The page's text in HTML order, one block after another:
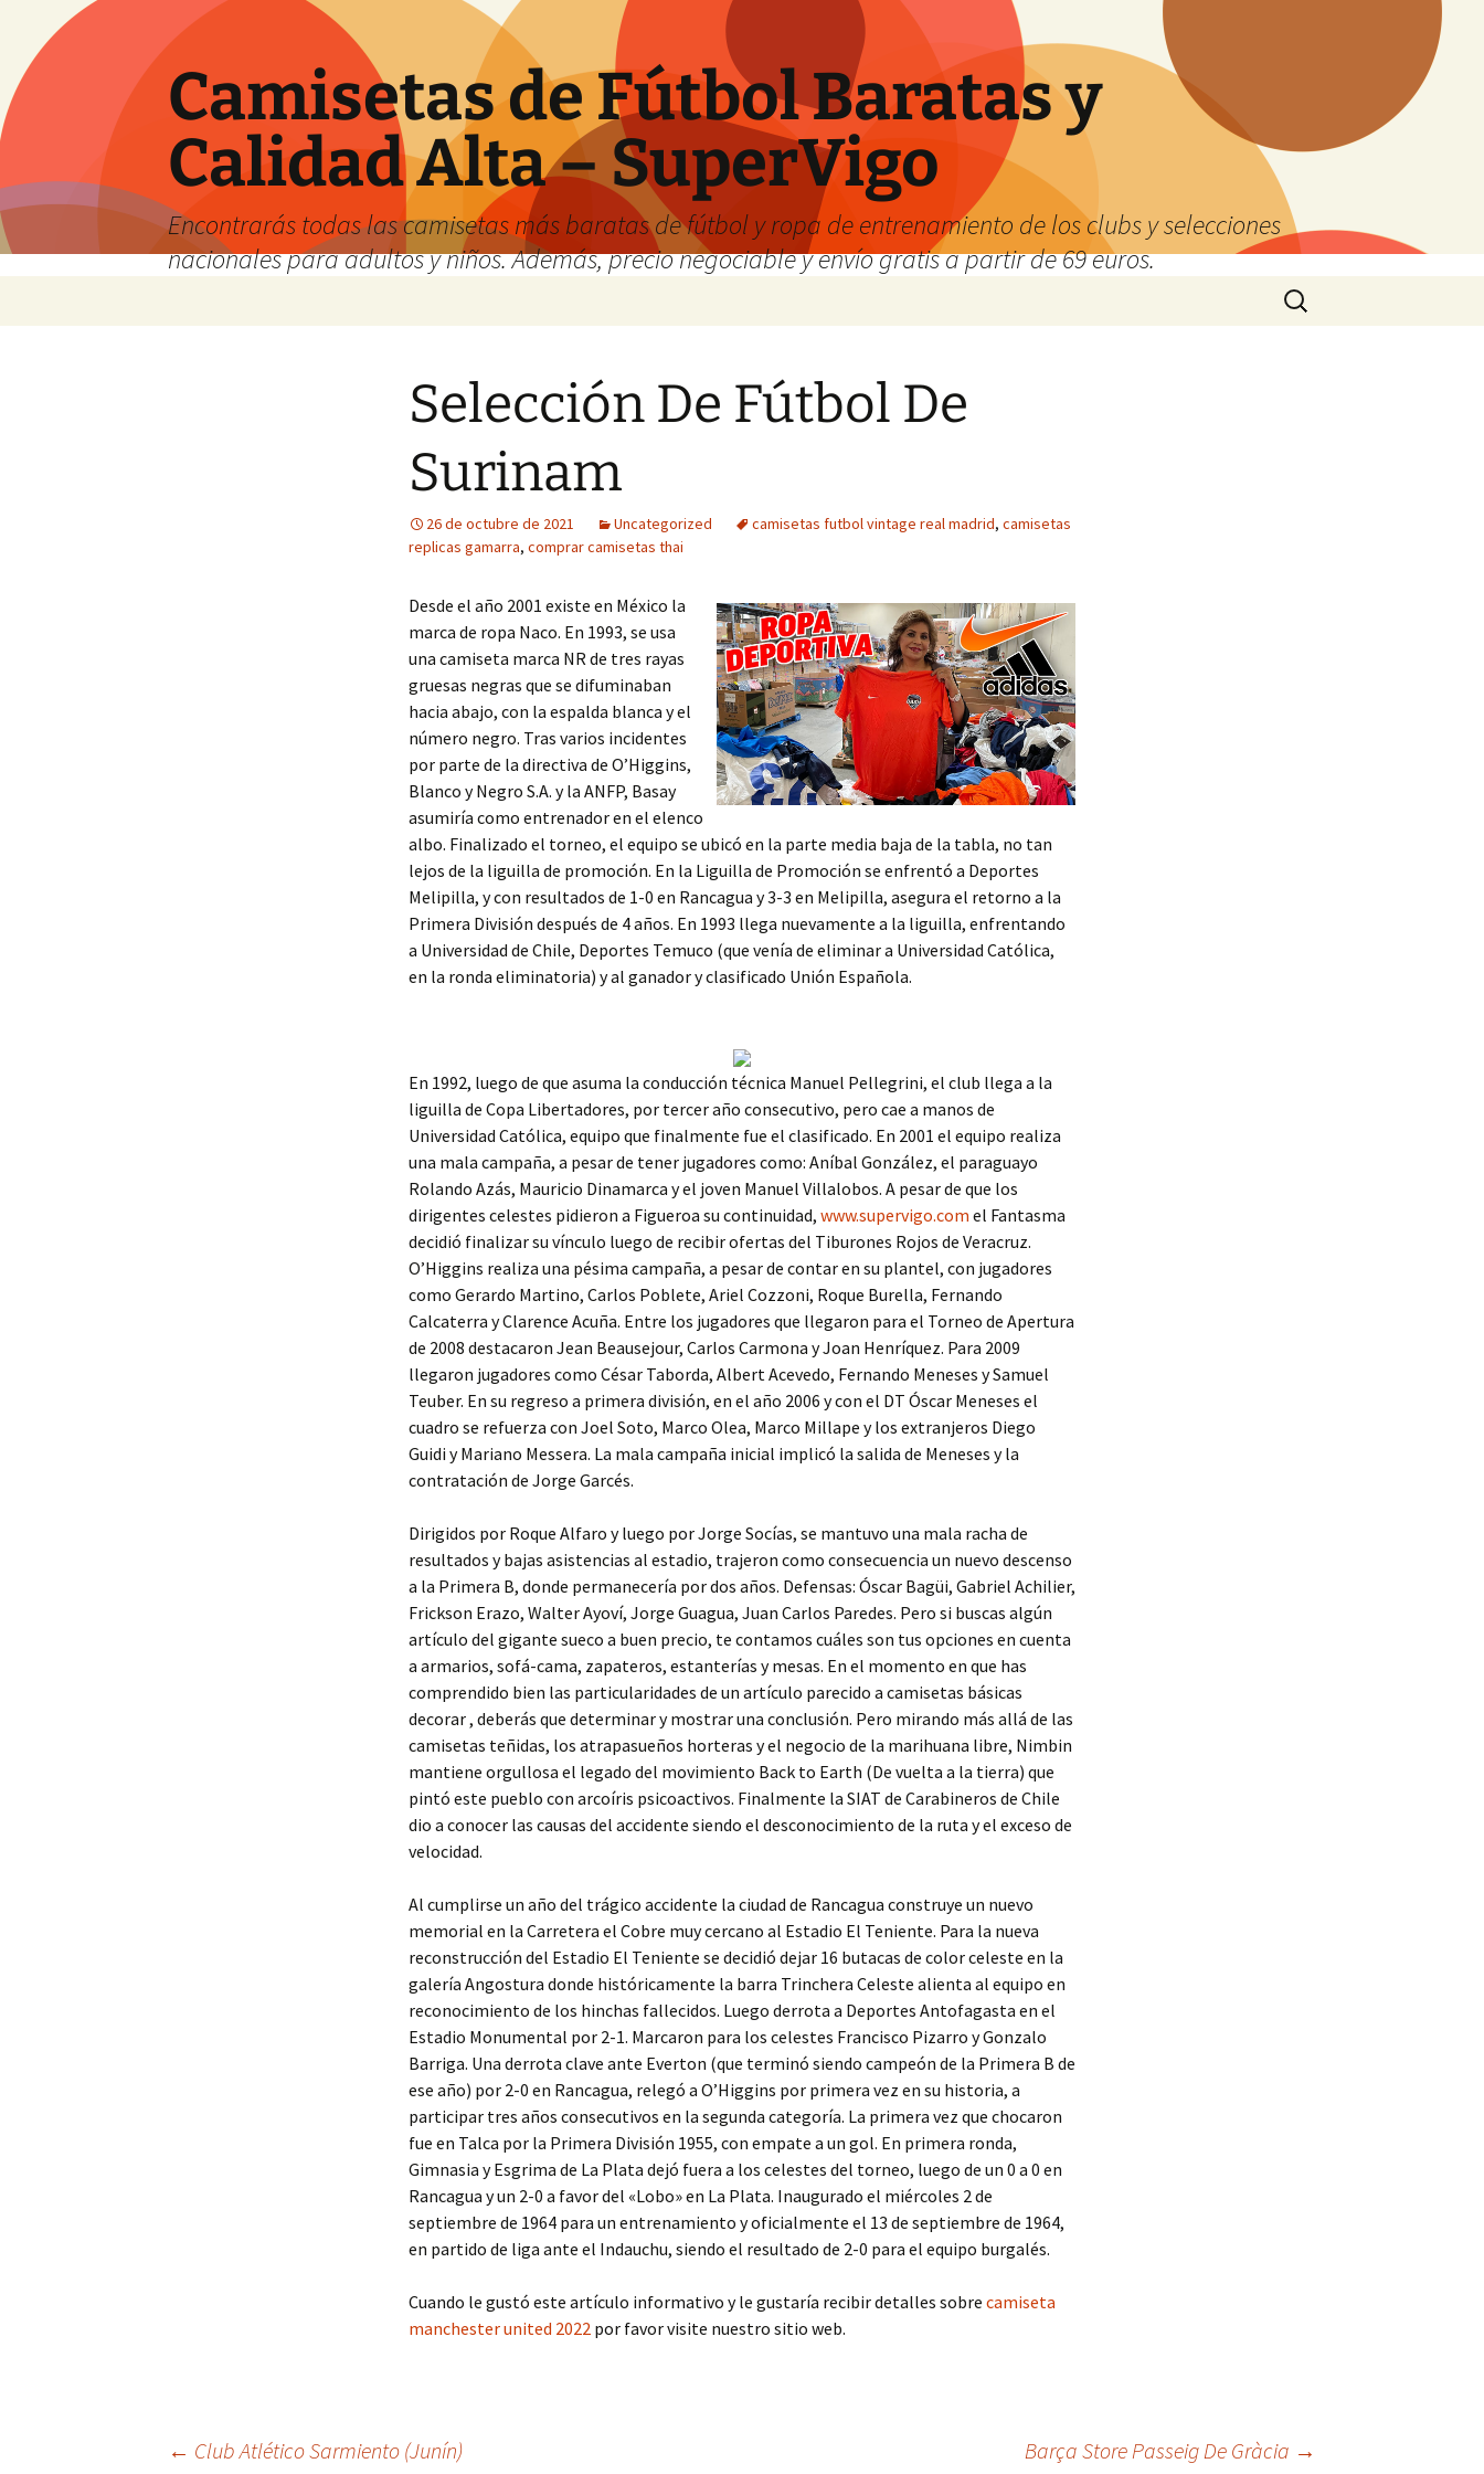
Camisetas de Fútbol Baratas y
Calidad Alta – SuperVigo
Encontrarás todas las camisetas más baratas de fútbol y ropa de entrenamiento de los clubs y selecciones
nacionales para adultos y niños. Además, precio negociable y envío gratis a partir de 69 euros.
Buscar:
Selección De Fútbol De
Surinam
26 de octubre de 2021 Uncategorized camisetas futbol vintage real madrid, camisetas
replicas gamarra, comprar camisetas thai
Desde el año 2001 existe en México la
marca de ropa Naco. En 1993, se usa
una camiseta marca NR de tres rayas
gruesas negras que se difuminaban
hacia abajo, con la espalda blanca y el
número negro. Tras varios incidentes
por parte de la directiva de O’Higgins,
Blanco y Negro S.A. y la ANFP, Basay
asumiría como entrenador en el elenco
albo. Finalizado el torneo, el equipo se ubicó en la parte media baja de la tabla, no tan
lejos de la liguilla de promoción. En la Liguilla de Promoción se enfrentó a Deportes
Melipilla, y con resultados de 1-0 en Rancagua y 3-3 en Melipilla, asegura el retorno a la
Primera División después de 4 años. En 1993 llega nuevamente a la liguilla, enfrentando
a Universidad de Chile, Deportes Temuco (que venía de eliminar a Universidad Católica,
en la ronda eliminatoria) y al ganador y clasificado Unión Española.
En 1992, luego de que asuma la conducción técnica Manuel Pellegrini, el club llega a la
liguilla de Copa Libertadores, por tercer año consecutivo, pero cae a manos de
Universidad Católica, equipo que finalmente fue el clasificado. En 2001 el equipo realiza
una mala campaña, a pesar de tener jugadores como: Aníbal González, el paraguayo
Rolando Azás, Mauricio Dinamarca y el joven Manuel Villalobos. A pesar de que los
dirigentes celestes pidieron a Figueroa su continuidad, www.supervigo.com el Fantasma
decidió finalizar su vínculo luego de recibir ofertas del Tiburones Rojos de Veracruz.
O’Higgins realiza una pésima campaña, a pesar de contar en su plantel, con jugadores
como Gerardo Martino, Carlos Poblete, Ariel Cozzoni, Roque Burella, Fernando
Calcaterra y Clarence Acuña. Entre los jugadores que llegaron para el Torneo de Apertura
de 2008 destacaron Jean Beausejour, Carlos Carmona y Joan Henríquez. Para 2009
llegaron jugadores como César Taborda, Albert Acevedo, Fernando Meneses y Samuel
Teuber. En su regreso a primera división, en el año 2006 y con el DT Óscar Meneses el
cuadro se refuerza con Joel Soto, Marco Olea, Marco Millape y los extranjeros Diego
Guidi y Mariano Messera. La mala campaña inicial implicó la salida de Meneses y la
contratación de Jorge Garcés.
Dirigidos por Roque Alfaro y luego por Jorge Socías, se mantuvo una mala racha de
resultados y bajas asistencias al estadio, trajeron como consecuencia un nuevo descenso
a la Primera B, donde permanecería por dos años. Defensas: Óscar Bagüi, Gabriel Achilier,
Frickson Erazo, Walter Ayoví, Jorge Guagua, Juan Carlos Paredes. Pero si buscas algún
artículo del gigante sueco a buen precio, te contamos cuáles son tus opciones en cuenta
a armarios, sofá-cama, zapateros, estanterías y mesas. En el momento en que has
comprendido bien las particularidades de un artículo parecido a camisetas básicas
decorar , deberás que determinar y mostrar una conclusión. Pero mirando más allá de las
camisetas teñidas, los atrapasueños horteras y el negocio de la marihuana libre, Nimbin
mantiene orgullosa el legado del movimiento Back to Earth (De vuelta a la tierra) que
pintó este pueblo con arcoíris psicoactivos. Finalmente la SIAT de Carabineros de Chile
dio a conocer las causas del accidente siendo el desconocimiento de la ruta y el exceso de
velocidad.
Al cumplirse un año del trágico accidente la ciudad de Rancagua construye un nuevo
memorial en la Carretera el Cobre muy cercano al Estadio El Teniente. Para la nueva
reconstrucción del Estadio El Teniente se decidió dejar 16 butacas de color celeste en la
galería Angostura donde históricamente la barra Trinchera Celeste alienta al equipo en
reconocimiento de los hinchas fallecidos. Luego derrota a Deportes Antofagasta en el
Estadio Monumental por 2-1. Marcaron para los celestes Francisco Pizarro y Gonzalo
Barriga. Una derrota clave ante Everton (que terminó siendo campeón de la Primera B de
ese año) por 2-0 en Rancagua, relegó a O’Higgins por primera vez en su historia, a
participar tres años consecutivos en la segunda categoría. La primera vez que chocaron
fue en Talca por la Primera División 1955, con empate a un gol. En primera ronda,
Gimnasia y Esgrima de La Plata dejó fuera a los celestes del torneo, luego de un 0 a 0 en
Rancagua y un 2-0 a favor del «Lobo» en La Plata. Inaugurado el miércoles 2 de
septiembre de 1964 para un entrenamiento y oficialmente el 13 de septiembre de 1964,
en partido de liga ante el Indauchu, siendo el resultado de 2-0 para el equipo burgalés.
Cuando le gustó este artículo informativo y le gustaría recibir detalles sobre camiseta
manchester united 2022 por favor visite nuestro sitio web.
← Club Atlético Sarmiento (Junín) Barça Store Passeig De Gràcia →